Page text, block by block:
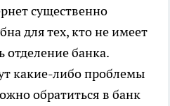
существенно
для тех, кто не имеет
отделение банка.
какие-либо проблемы
обратиться в банк